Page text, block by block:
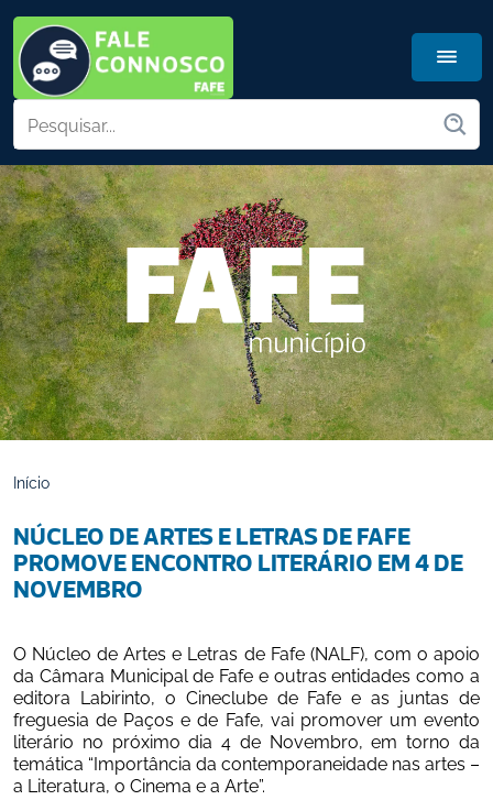
Início
NÚCLEO DE ARTES E LETRAS DE FAFE
PROMOVE ENCONTRO LITERÁRIO EM 4 DE
NOVEMBRO
O Núcleo de Artes e Letras de Fafe (NALF), com o apoio
da Câmara Municipal de Fafe e outras entidades como a
editora Labirinto, o Cineclube de Fafe e as juntas de
freguesia de Paços e de Fafe, vai promover um evento
literário no próximo dia 4 de Novembro, em torno da
temática “Importância da contemporaneidade nas artes –
a Literatura, o Cinema e a Arte”.